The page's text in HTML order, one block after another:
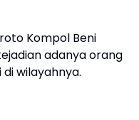
Kompol Beni
adanya orang
wilayahnya.